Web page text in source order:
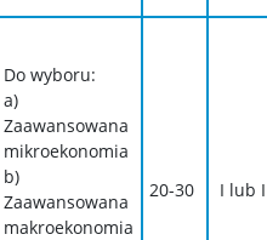
Do wyboru:
a)
Zaawansowana
mikroekonomia
b)
Zaawansowana
makroekonomia
20-30 I lub